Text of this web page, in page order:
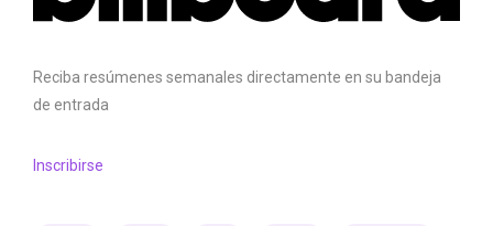
Reciba resúmenes semanales directamente en su bandeja
de entrada
Inscribirse